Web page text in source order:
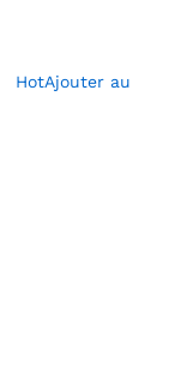
HotAjouter au